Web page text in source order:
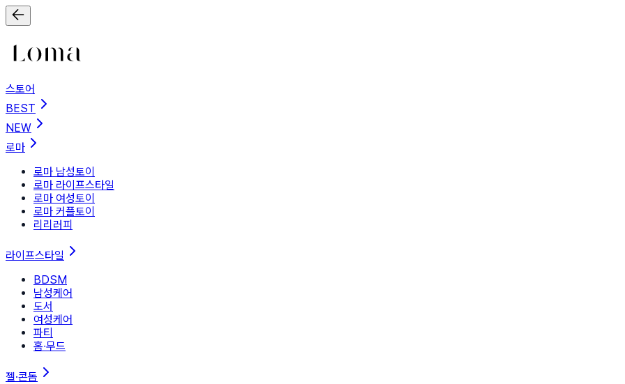
스토어
BEST
NEW
로마
로마 남성토이
로마 라이프스타일
로마 여성토이
로마 커플토이
리리러피
라이프스타일
BDSM
남성케어
도서
여성케어
파티
홈∙무드
젤·콘돔